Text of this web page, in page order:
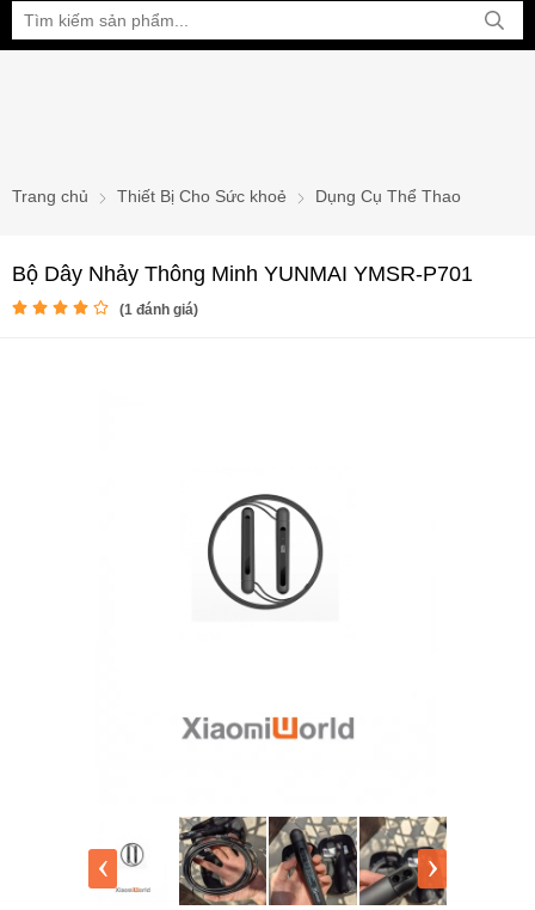
Bạn đang xem tại:
Trang chủ Thiết Bị Cho Sức khoẻ Dụng Cụ Thể Thao
Bộ Dây Nhảy Thông Minh YUNMAI YMSR-P701
(1 đánh giá)
‹ ›